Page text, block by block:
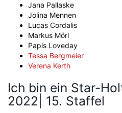
Jana Pallaske
Jolina Mennen
Lucas Cordalis
Markus Mörl
Papis Loveday
Tessa Bergmeier
Verena Kerth
Ich bin ein Star-
2022| 15. Staffel